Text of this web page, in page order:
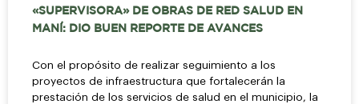
«SUPERVISORA» DE OBRAS DE RED SALUD EN
MANÍ: DIO BUEN REPORTE DE AVANCES
Con el propósito de realizar seguimiento a los
proyectos de infraestructura que fortalecerán la
prestación de los servicios de salud en el municipio, la